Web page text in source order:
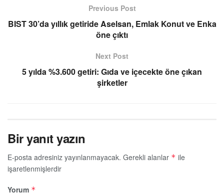
Previous Post
BIST 30’da yıllık getiride Aselsan, Emlak Konut ve Enka
öne çıktı
Next Post
5 yılda %3.600 getiri: Gıda ve içecekte öne çıkan
şirketler
Bir yanıt yazın
E-posta adresiniz yayınlanmayacak. Gerekli alanlar * ile
işaretlenmişlerdir
Yorum *